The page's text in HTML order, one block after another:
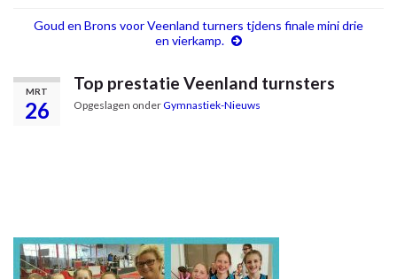
Goud en Brons voor Veenland turners tjdens finale mini drie
en vierkamp.
MRT
26
Top prestatie Veenland turnsters
Opgeslagen onderGymnastiek-Nieuws